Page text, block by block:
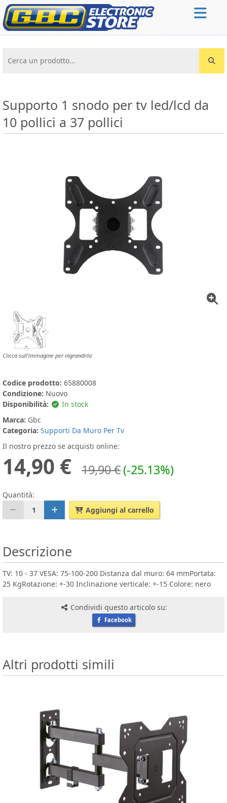
Cerca un prodotto...
Supporto 1 snodo per tv led/lcd da
10 pollici a 37 pollici
Clicca sull'immagine per ingrandirla
Codice prodotto: 65880008
Condizione: Nuovo
Disponibilità:
In stock
Marca: Gbc
Categoria: Supporti Da Muro Per Tv
Il nostro prezzo se acquisti online:
14,90 € 19,90 €(-25.13%)
Quantità:
1
Aggiungi al carrello
Descrizione
TV: 10 - 37 VESA: 75-100-200 Distanza dal muro: 64 mmPortata:
25 KgRotazione: +-30 Inclinazione verticale: +-15 Colore: nero
Condividi questo articolo su:
Facebook
Altri prodotti simili